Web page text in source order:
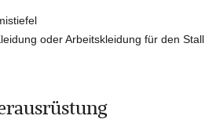
oder Arbeitskleidung für den Stall